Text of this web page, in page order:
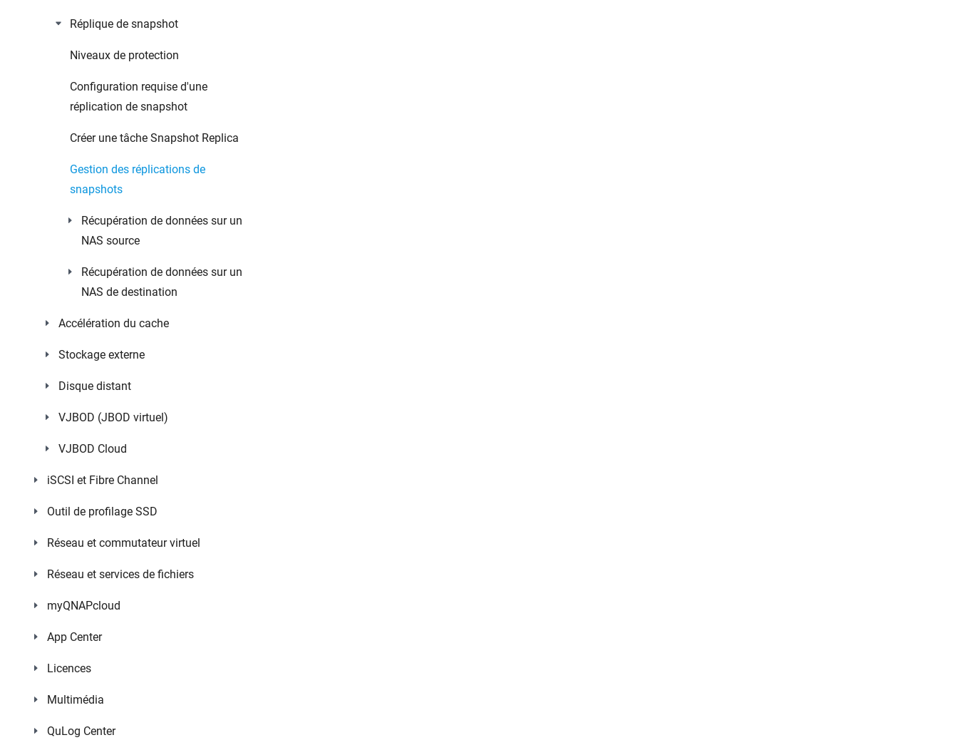
Réplique de snapshot
Niveaux de protection
Configuration requise d'une
réplication de snapshot
Créer une tâche Snapshot Replica
Gestion des réplications de
snapshots
Récupération de données sur un
NAS source
Récupération de données sur un
NAS de destination
Accélération du cache
Stockage externe
Disque distant
VJBOD (JBOD virtuel)
VJBOD Cloud
iSCSI et Fibre Channel
Outil de profilage SSD
Réseau et commutateur virtuel
Réseau et services de fichiers
myQNAPcloud
App Center
Licences
Multimédia
QuLog Center